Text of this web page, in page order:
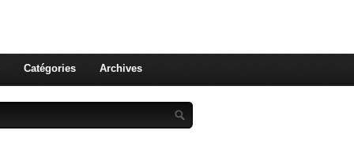
Catégories Archives